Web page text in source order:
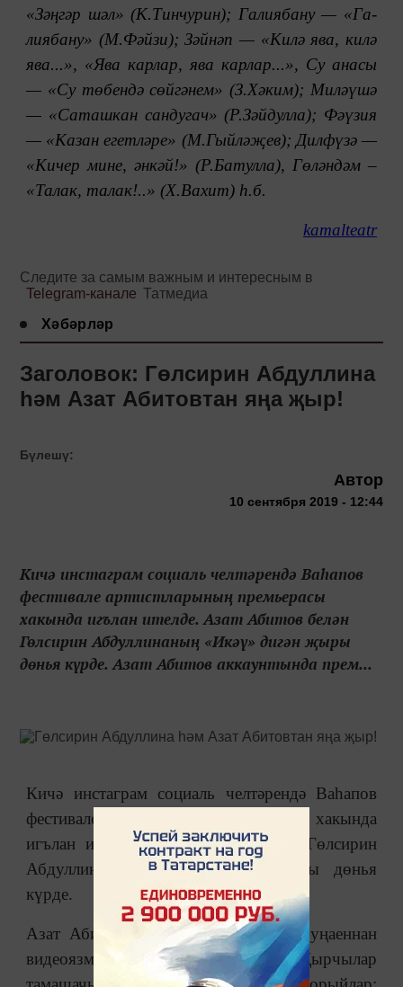
«Зәң­гәр шәл» (К.Тин­чу­рин); Га­ли­я­ба­ну — «Га­
ли­я­ба­ну» (М.Фәй­зи); Зәй­нәп — «Ки­лә ява, ки­лә
ява...», «Я­ва кар­лар, ява кар­лар...», Су ана­сы
— «Су тө­бен­дә сөй­гә­нем» (З.Хә­ким); Ми­ләү­шә
— «Са­таш­кан сан­ду­гач» (Р.Зәй­дул­ла); Фәү­зия
— «Ка­зан егет­лә­ре» (М.Гый­лә­җев); Дил­фү­зә —
«Ки­чер ми­не, ән­кәй!» (Р.Ба­тул­ла), Гөләндәм –
«Талак, талак!..» (Х.Вахит) һ.б.
kamalteatr
Следите за самым важным и интересным в
Telegram-канале Татмедиа
Хәбәрләр
Заголовок: Гөлсирин Абдуллина
һәм Азат Абитовтан яңа җыр!
Бүлешү:
Автор
10 сентября 2019 - 12:44
Кичә инстаграм социаль челтәрендә Ваһапов
фестивале артистларының премьерасы
хакында игълан ителде. Азат Абитов белән
Гөлсирин Абдуллинаның «Икәү» дигән җыры
дөнья күрде. Азат Абитов аккаунтында прем...
Кичә инстаграм социаль челтәрендә Ваһапов
фестивале артистларының премьерасы хакында
игълан ителде. Азат Абитов белән Гөлсирин
Абдуллинаның «Икәү» дигән җыры дөнья
күрде.
Азат Абитов аккаунтында премьера уңаеннан
видеоязма чыкты. Җырчылар